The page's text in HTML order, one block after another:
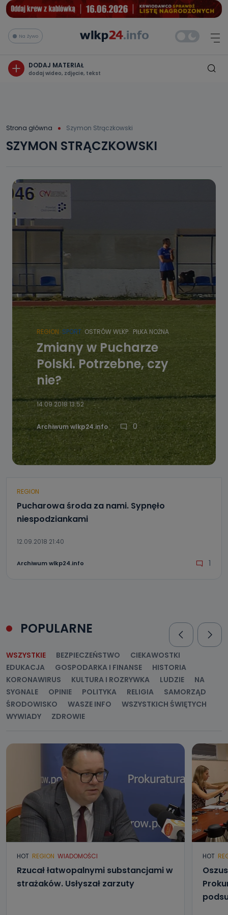
Na żywo
DODAJ MATERIAŁ
dodaj wideo, zdjęcie, tekst
Strona główna Szymon Strączkowski
SZYMON STRĄCZKOWSKI
REGION SPORT OSTRÓW WLKP. PIŁKA NOŻNA
Zmiany w Pucharze
Polski. Potrzebne, czy
nie?
14.09.2018 13:52
Archiwum wlkp24.info 0
REGION
Pucharowa środa za nami. Sypnęło
niespodziankami
12.09.2018 21:40
Archiwum wlkp24.info 1
POPULARNE
WSZYSTKIE BEZPIECZEŃSTWO
CIEKAWOSTKI
EDUKACJA
GOSPODARKA I FINANSE
HISTORIA
KORONAWIRUS
KULTURA I ROZRYWKA LUDZIE
NA
SYGNALE
OPINIE POLITYKA RELIGIA
SAMORZĄD
ŚRODOWISKO
WASZE INFO
WSZYSTKICH ŚWIĘTYCH
WYWIADY
ZDROWIE
HOT REGION WIADOMOŚCI
Rzucał łatwopalnymi substancjami w
strażaków. Usłyszał zarzuty
HOT